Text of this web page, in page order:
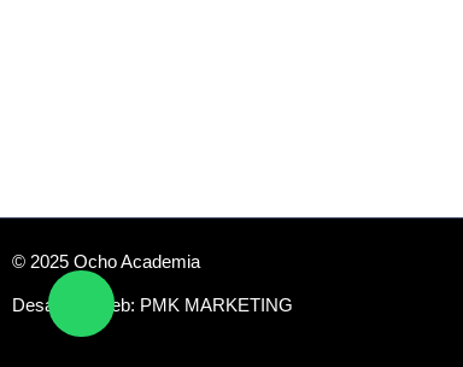
© 2025 Ocho Academia
Desarrollo web: PMK MARKETING